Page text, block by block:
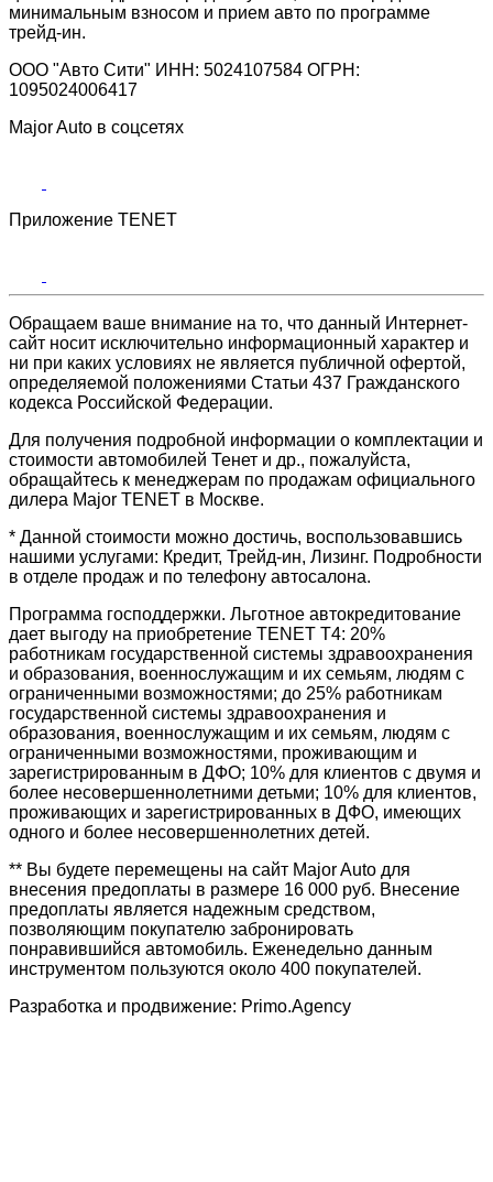
минимальным взносом и прием авто по программе
трейд-ин.
ООО "Авто Сити" ИНН: 5024107584 ОГРН:
1095024006417
Major Auto в соцсетях
Приложение TENET
Обращаем ваше внимание на то, что данный Интернет-
сайт носит исключительно информационный характер и
ни при каких условиях не является публичной офертой,
определяемой положениями Статьи 437 Гражданского
кодекса Российской Федерации.
Для получения подробной информации о комплектации и
стоимости автомобилей Тенет и др., пожалуйста,
обращайтесь к менеджерам по продажам официального
дилера Major TENET в Москве.
* Данной стоимости можно достичь, воспользовавшись
нашими услугами: Кредит, Трейд-ин, Лизинг. Подробности
в отделе продаж и по телефону автосалона.
Программа господдержки. Льготное автокредитование
дает выгоду на приобретение TENET T4: 20%
работникам государственной системы здравоохранения
и образования, военнослужащим и их семьям, людям с
ограниченными возможностями; до 25% работникам
государственной системы здравоохранения и
образования, военнослужащим и их семьям, людям с
ограниченными возможностями, проживающим и
зарегистрированным в ДФО; 10% для клиентов с двумя и
более несовершеннолетними детьми; 10% для клиентов,
проживающих и зарегистрированных в ДФО, имеющих
одного и более несовершеннолетних детей.
** Вы будете перемещены на сайт Major Auto для
внесения предоплаты в размере 16 000 руб. Внесение
предоплаты является надежным средством,
позволяющим покупателю забронировать
понравившийся автомобиль. Еженедельно данным
инструментом пользуются около 400 покупателей.
Разработка и продвижение: Primo.Agency